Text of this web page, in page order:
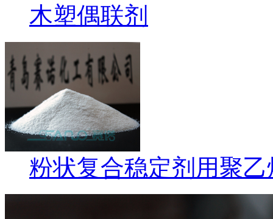
木塑偶联剂
粉状复合稳定剂用聚乙